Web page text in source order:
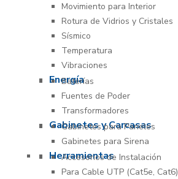
Movimiento para Interior
Rotura de Vidrios y Cristales
Sísmico
Temperatura
Vibraciones
Energía
Baterías
Fuentes de Poder
Transformadores
Gabinetes y Carcasas
Gabinetes para Paneles
Gabinetes para Sirena
Herramientas
Accesorios de Instalación
Para Cable UTP (Cat5e, Cat6)